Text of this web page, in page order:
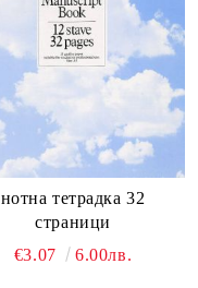
нотна тетрадка 32
страници
€3.07
6.00лв.